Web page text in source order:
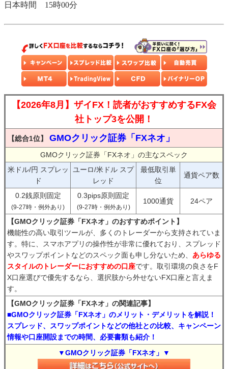
日本時間 15時00分
【2026年8月】ザイFX！読者がおすすめするFX会
社トップ3を公開！
【総合1位】 GMOクリック証券「FXネオ」
GMOクリック証券「FXネオ」の主なスペック
米ドル/円 スプレッ
ド
ユーロ/米ドル スプ
レッド
最低取引単
位
通貨ペア数
0.2銭原則固定
(9-27時・例外あり)
0.3pips原則固定
(9-27時・例外あり)
1000通貨 24ペア
【GMOクリック証券「FXネオ」のおすすめポイント】
機能性の高い取引ツールが、多くのトレーダーから支持されていま
す。特に、スマホアプリの操作性が非常に優れており、スプレッド
やスワップポイントなどのスペック面も申し分ないため、 あらゆる
スタイルのトレーダーにおすすめの口座です。取引環境の良さをF
X口座選びで優先するなら、選択肢から外せないFX口座と言えま
す。
【GMOクリック証券「FXネオ」の関連記事】
■GMOクリック証券「FXネオ」のメリット・デメリットを解説！
スプレッド、スワップポイントなどの他社との比較、キャンペーン
情報や口座開設までの時間、必要書類も紹介！
▼GMOクリック証券「FXネオ」▼